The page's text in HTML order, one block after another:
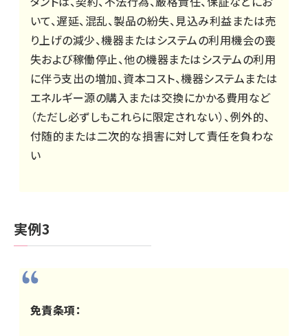
いて、遅延、混乱、製品の紛失、見込み利益または売
り上げの減少、機器またはシステムの利用機会の喪
失および稼働停止、他の機器またはシステムの利用
に伴う支出の増加、資本コスト、機器システムまたは
エネルギー源の購入または交換にかかる費用など
（ただし必ずしもこれらに限定されない）、例外的、
付随的または二次的な損害に対して責任を負わな
い
実例3
免責条項：